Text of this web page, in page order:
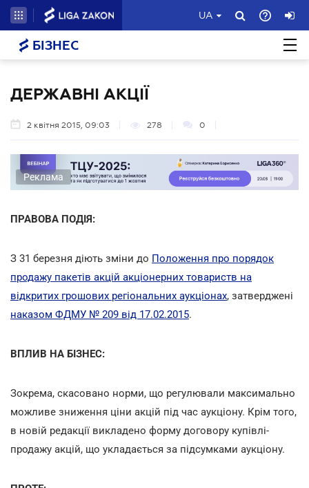
UA
БІЗНЕС
ДЕРЖАВНІ АКЦІЇ
2 квітня 2015, 09:03 278 0
Реклама
ПРАВОВА ПОДІЯ:
З 31 березня діють зміни до Положення про порядок
продажу пакетів акцій акціонерних товариств на
відкритих грошових регіональних аукціонах, затверджені
наказом ФДМУ № 209 від 17.02.2015.
ВПЛИВ НА БІЗНЕС:
Зокрема, скасовано норми, що регулювали максимально
можливе зниження ціни акцій під час аукціону. Крім того,
в новій редакції викладено форму договору купівлі-
продажу акцій, що укладається за підсумками аукціону.